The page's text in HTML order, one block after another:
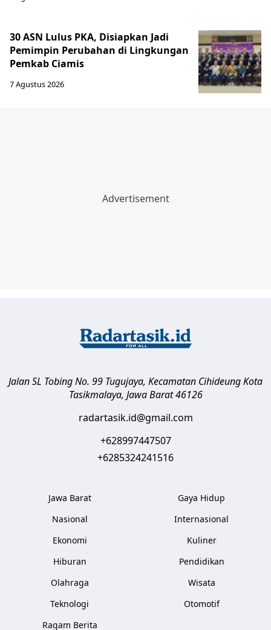
30 ASN Lulus PKA, Disiapkan Jadi
Pemimpin Perubahan di Lingkungan
Pemkab Ciamis
7 Agustus 2026
Jalan SL Tobing No. 99 Tugujaya, Kecamatan CihideungKota
Tasikmalaya, Jawa Barat 46126
radartasik.id@gmail.com
+628997447507
+6285324241516
Jawa Barat
Nasional
Ekonomi
Hiburan
Olahraga
Teknologi
Ragam Berita
Gaya Hidup
Internasional
Kuliner
Pendidikan
Wisata
Otomotif